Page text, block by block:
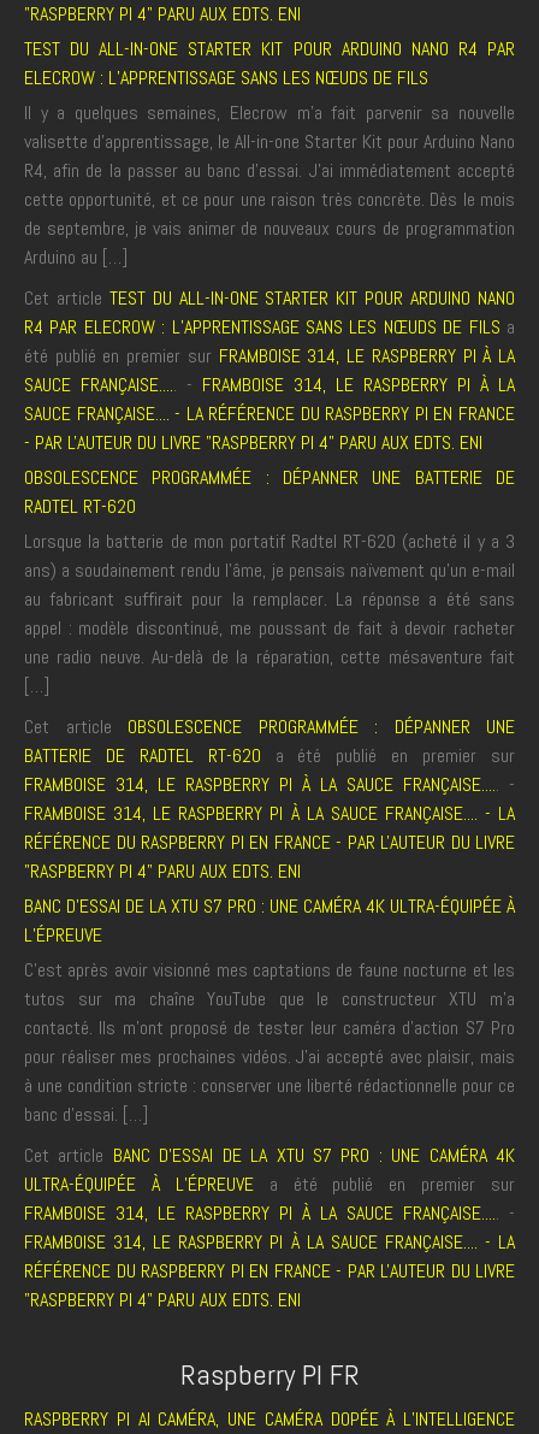
"RASPBERRY PI 4" PARU AUX EDTS. ENI
TEST DU ALL-IN-ONE STARTER KIT POUR ARDUINO NANO R4 PAR
ELECROW : L’APPRENTISSAGE SANS LES NŒUDS DE FILS
Il y a quelques semaines, Elecrow m’a fait parvenir sa nouvelle
valisette d’apprentissage, le All-in-one Starter Kit pour Arduino Nano
R4, afin de la passer au banc d’essai. J’ai immédiatement accepté
cette opportunité, et ce pour une raison très concrète. Dès le mois
de septembre, je vais animer de nouveaux cours de programmation
Arduino au […]
Cet article TEST DU ALL-IN-ONE STARTER KIT POUR ARDUINO NANO
R4 PAR ELECROW : L’APPRENTISSAGE SANS LES NŒUDS DE FILS a
été publié en premier sur FRAMBOISE 314, LE RASPBERRY PI À LA
SAUCE FRANÇAISE..... - FRAMBOISE 314, LE RASPBERRY PI À LA
SAUCE FRANÇAISE.... - LA RÉFÉRENCE DU RASPBERRY PI EN FRANCE
- PAR L'AUTEUR DU LIVRE "RASPBERRY PI 4" PARU AUX EDTS. ENI
OBSOLESCENCE PROGRAMMÉE : DÉPANNER UNE BATTERIE DE
RADTEL RT-620
Lorsque la batterie de mon portatif Radtel RT-620 (acheté il y a 3
ans) a soudainement rendu l’âme, je pensais naïvement qu’un e-mail
au fabricant suffirait pour la remplacer. La réponse a été sans
appel : modèle discontinué, me poussant de fait à devoir racheter
une radio neuve. Au-delà de la réparation, cette mésaventure fait
[…]
Cet article OBSOLESCENCE PROGRAMMÉE : DÉPANNER UNE
BATTERIE DE RADTEL RT-620 a été publié en premier sur
FRAMBOISE 314, LE RASPBERRY PI À LA SAUCE FRANÇAISE..... -
FRAMBOISE 314, LE RASPBERRY PI À LA SAUCE FRANÇAISE.... - LA
RÉFÉRENCE DU RASPBERRY PI EN FRANCE - PAR L'AUTEUR DU LIVRE
"RASPBERRY PI 4" PARU AUX EDTS. ENI
BANC D’ESSAI DE LA XTU S7 PRO : UNE CAMÉRA 4K ULTRA-ÉQUIPÉE À
L’ÉPREUVE
C’est après avoir visionné mes captations de faune nocturne et les
tutos sur ma chaîne YouTube que le constructeur XTU m’a
contacté. Ils m’ont proposé de tester leur caméra d’action S7 Pro
pour réaliser mes prochaines vidéos. J’ai accepté avec plaisir, mais
à une condition stricte : conserver une liberté rédactionnelle pour ce
banc d’essai. […]
Cet article BANC D’ESSAI DE LA XTU S7 PRO : UNE CAMÉRA 4K
ULTRA-ÉQUIPÉE À L’ÉPREUVEa été publié en premier sur
FRAMBOISE 314, LE RASPBERRY PI À LA SAUCE FRANÇAISE..... -
FRAMBOISE 314, LE RASPBERRY PI À LA SAUCE FRANÇAISE.... - LA
RÉFÉRENCE DU RASPBERRY PI EN FRANCE - PAR L'AUTEUR DU LIVRE
"RASPBERRY PI 4" PARU AUX EDTS. ENI
Raspberry PI FR
RASPBERRY PI AI CAMÉRA, UNE CAMÉRA DOPÉE À L’INTELLIGENCE